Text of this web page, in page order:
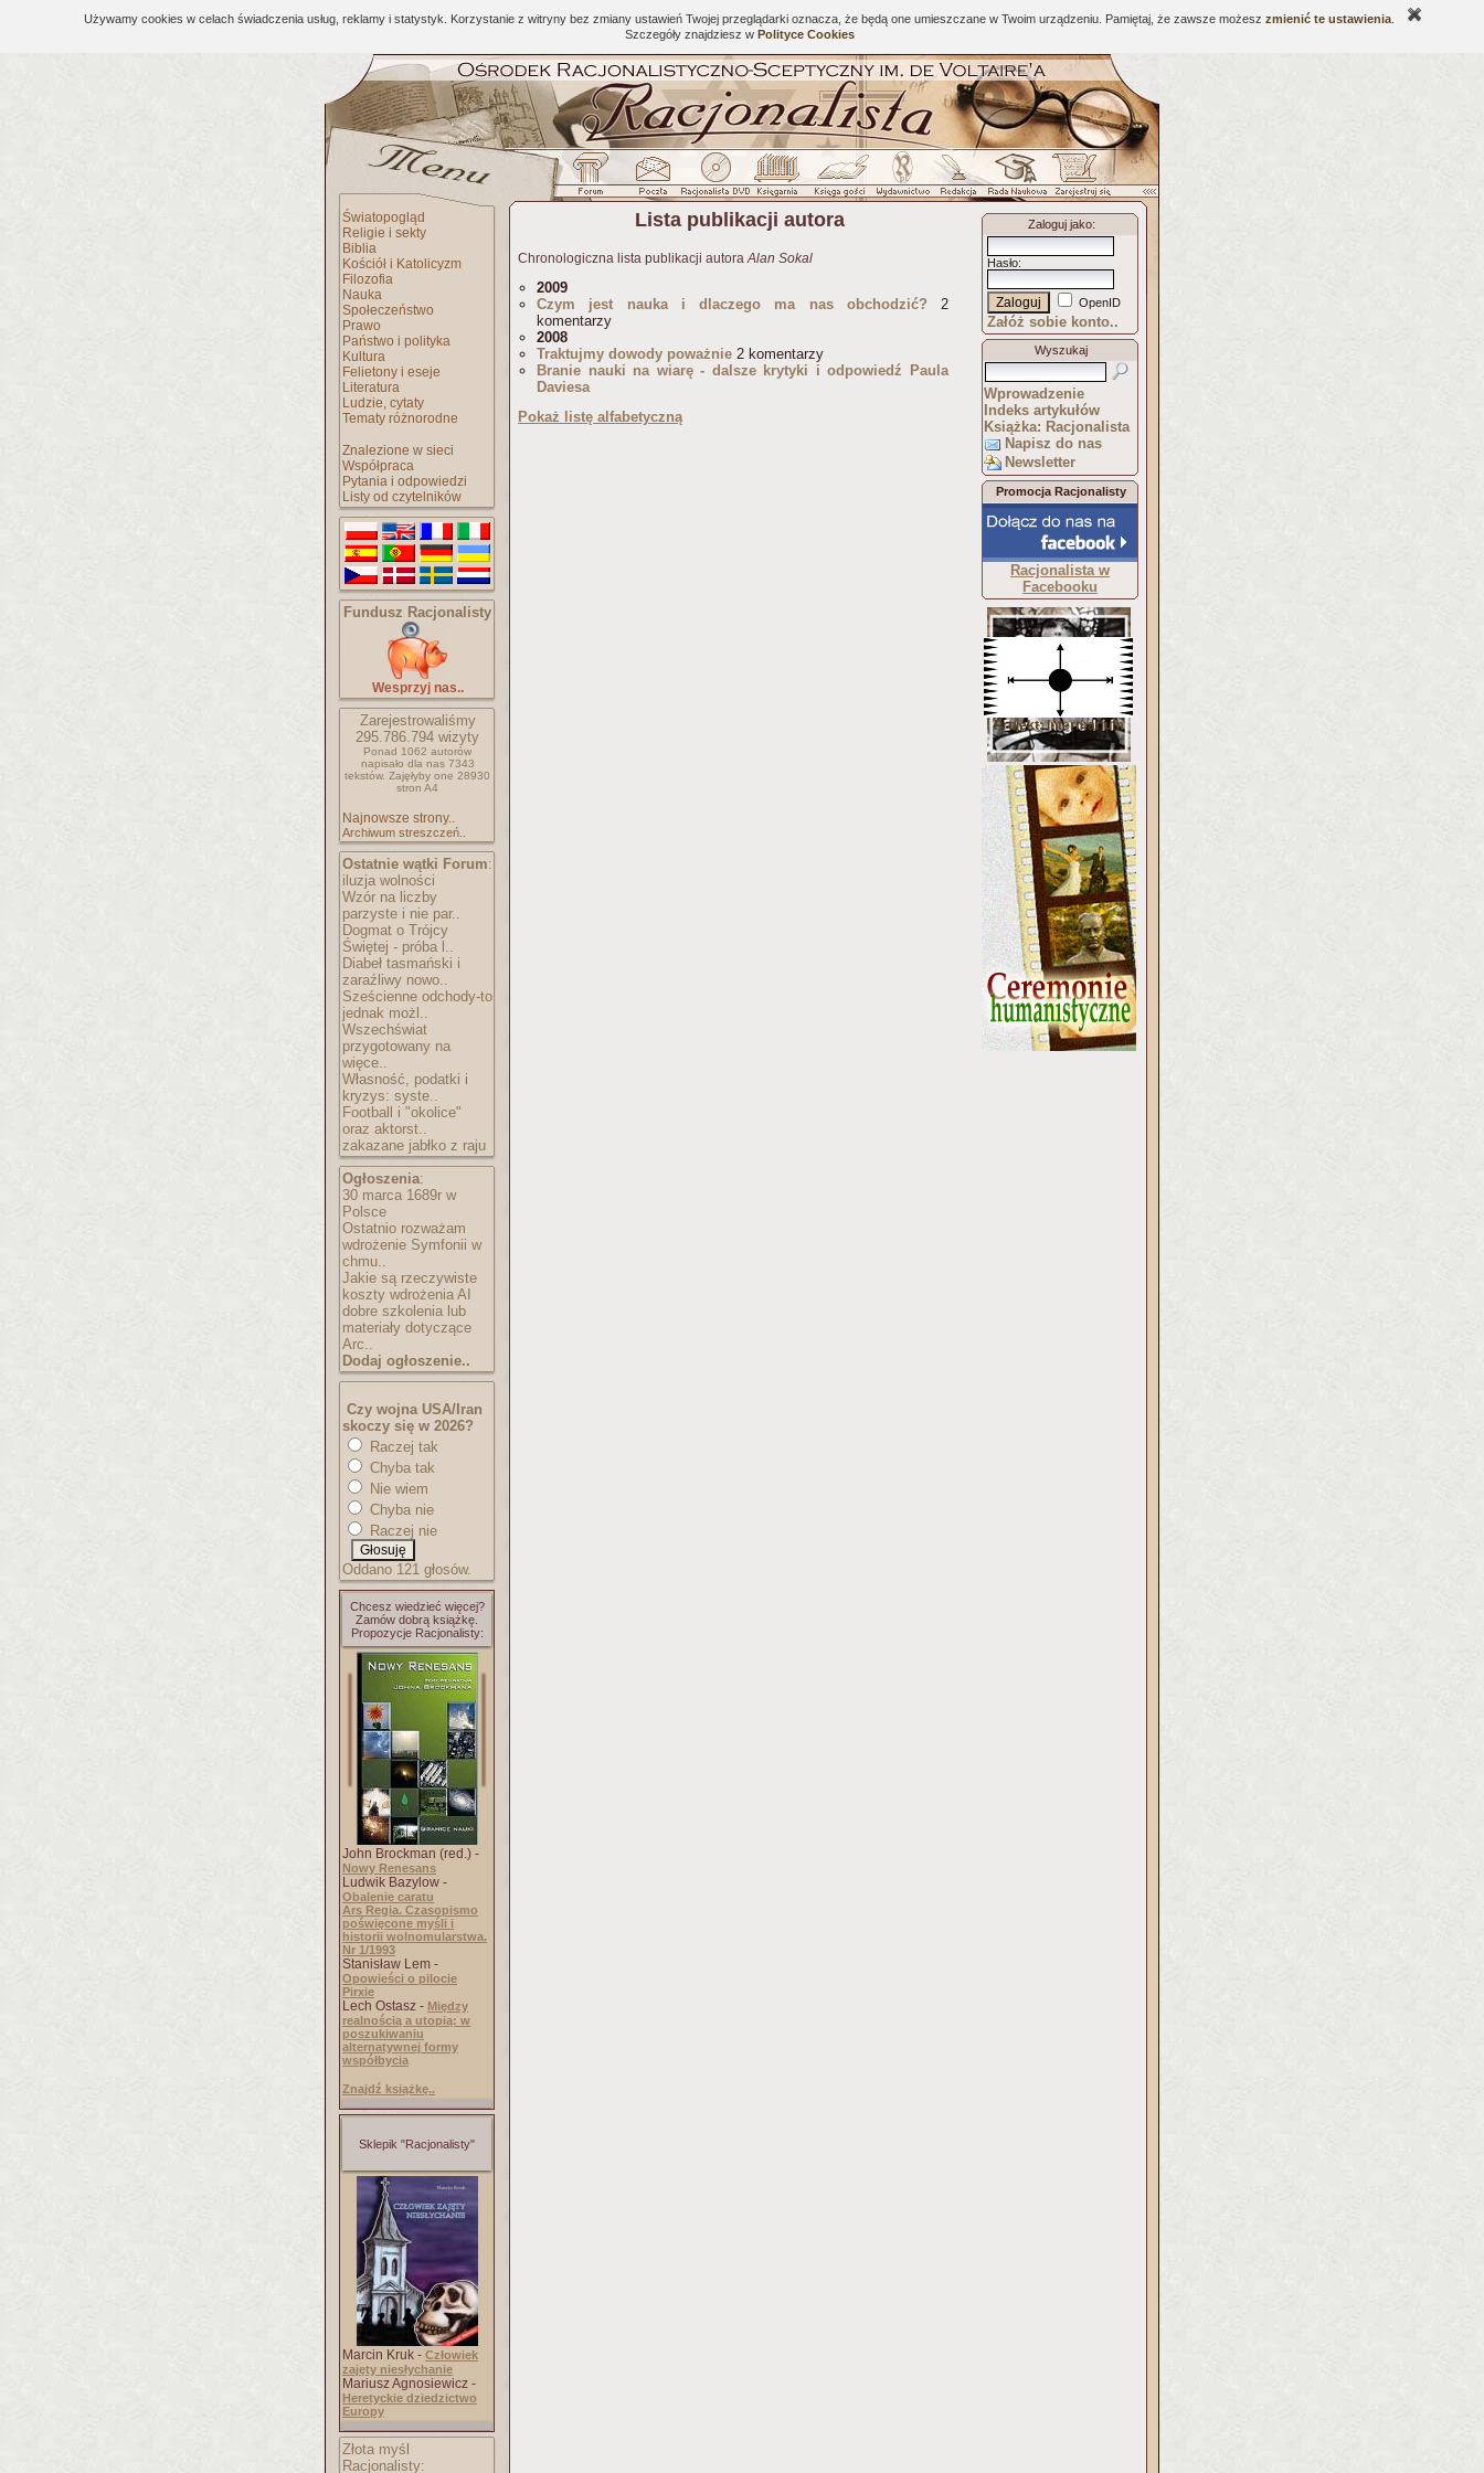
Używamy cookies w celach świadczenia usług, reklamy i statystyk. Korzystanie z witryny bez zmiany ustawień Twojej przeglądarki oznacza, że będą one umieszczane w Twoim urządzeniu. Pamiętaj, że zawsze możesz zmienić te ustawienia
Szczegóły znajdziesz w Polityce Cookies
Światopogląd
Religie i sekty
Biblia
Kościół i Katolicyzm
Filozofia
Nauka
Społeczeństwo
Prawo
Państwo i polityka
Kultura
Felietony i eseje
Literatura
Ludzie, cytaty
Tematy różnorodne
Znalezione w sieci
Współpraca
Pytania i odpowiedzi
Listy od czytelników
Fundusz Racjonalisty
Wesprzyj nas..
Zarejestrowaliśmy
295.786.794 wizyty
Ponad 1062 autorów
napisało dla nas 7343
tekstów. Zajęłyby one 28930
stron A4
Najnowsze strony..
Archiwum streszczeń..
Ostatnie wątki Forum:
iluzja wolności
Wzór na liczby
parzyste i nie par..
Dogmat o Trójcy
Świętej - próba l..
Diabeł tasmański i
zaraźliwy nowo..
Sześcienne odchody-to
jednak możl..
Wszechświat
przygotowany na
więce..
Własność, podatki i
kryzys: syste..
Football i "okolice"
oraz aktorst..
zakazane jabłko z raju
Ogłoszenia:
30 marca 1689r w
Polsce
Ostatnio rozważam
wdrożenie Symfonii w
chmu..
Jakie są rzeczywiste
koszty wdrożenia AI
dobre szkolenia lub
materiały dotyczące
Arc..
Dodaj ogłoszenie..
Czy wojna USA/Iran
skoczy się w 2026?
Raczej tak
Chyba tak
Nie wiem
Chyba nie
Raczej nie
Oddano 121 głosów.
Chcesz wiedzieć więcej?
Zamów dobrą książkę.
Propozycje Racjonalisty:
John Brockman (red.) -
Nowy Renesans
Ludwik Bazylow -
Obalenie caratu
Ars Regia. Czasopismo
poświęcone myśli i
historii wolnomularstwa.
Nr 1/1993
Stanisław Lem -
Opowieści o pilocie
Pirxie
Lech Ostasz - Między
realnością a utopią: w
poszukiwaniu
alternatywnej formy
współbycia
Znajdź książkę..
Sklepik "Racjonalisty"
Marcin Kruk - Człowiek
zajęty niesłychanie
Mariusz Agnosiewicz -
Heretyckie dziedzictwo
Europy
Złota myśl
Racjonalisty:
Lista publikacji autora
Chronologiczna lista publikacji autoraAlan Sokal
2009
Czym jest nauka i dlaczego ma nas obchodzić? 2
komentarzy
2008
Traktujmy dowody poważnie 2 komentarzy
Branie nauki na wiarę - dalsze krytyki i odpowiedź Paula
Daviesa
Pokaż listę alfabetyczną
Zaloguj jako:
Hasło:
OpenID
Załóż sobie konto..
Wyszukaj
Wprowadzenie
Indeks artykułów
Książka: Racjonalista
Napisz do nas
Newsletter
Promocja Racjonalisty
Racjonalista w
Facebooku